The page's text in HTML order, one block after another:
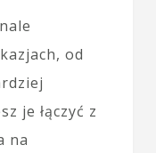
od
je łączyć z
na